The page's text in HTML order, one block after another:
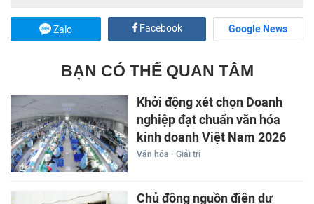
Zalo Facebook Google News
BẠN CÓ THỂ QUAN TÂM
Khởi động xét chọn Doanh
nghiệp đạt chuẩn văn hóa
kinh doanh Việt Nam 2026
Văn hóa - Giải trí
Chủ động nguồn điện dự